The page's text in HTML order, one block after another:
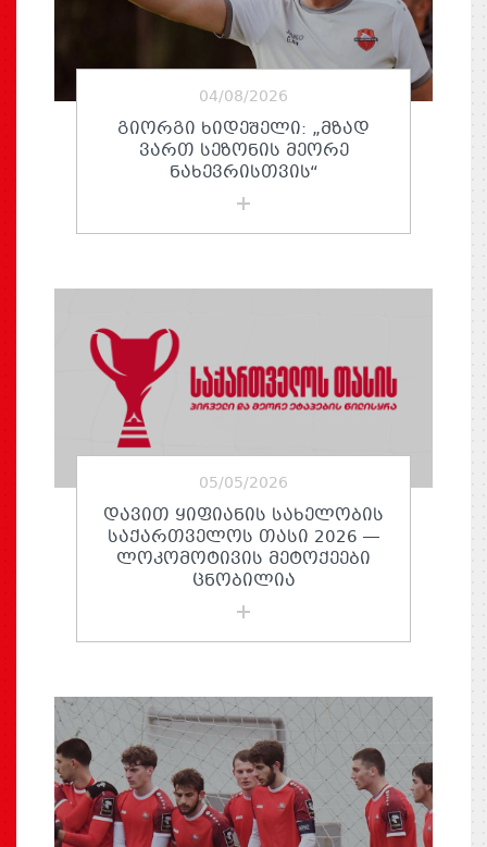
04/08/2026
ᲒᲘᲝᲠᲒᲘ ᲮᲘᲓᲔᲨᲔᲚᲘ: „ᲛᲖᲐᲓ
ᲕᲐᲠᲗ ᲡᲔᲖᲝᲜᲘᲡ ᲛᲔᲝᲠᲔ
ᲜᲐᲮᲔᲕᲠᲘᲡᲗᲕᲘᲡ“
05/05/2026
ᲓᲐᲕᲘᲗ ᲧᲘᲤᲘᲐᲜᲘᲡ ᲡᲐᲮᲔᲚᲝᲑᲘᲡ
ᲡᲐᲥᲐᲠᲗᲕᲔᲚᲝᲡ ᲗᲐᲡᲘ 2026 —
ᲚᲝᲙᲝᲛᲝᲢᲘᲕᲘᲡ ᲛᲔᲢᲝᲥᲔᲔᲑᲘ
ᲪᲜᲝᲑᲘᲚᲘᲐ